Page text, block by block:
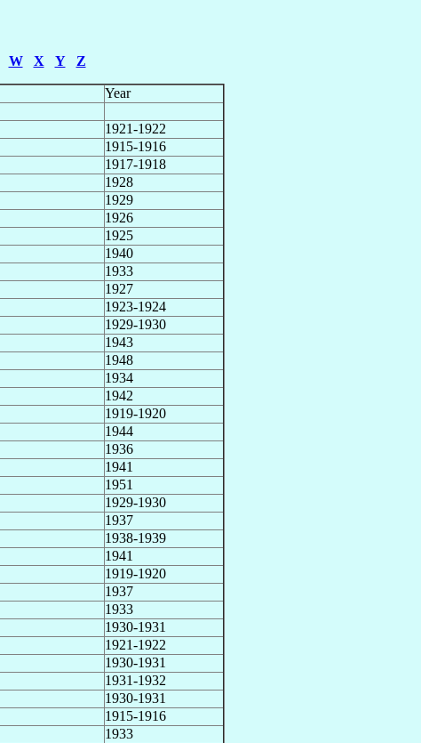
W X Y Z
Year
1921-1922
1915-1916
1917-1918
1928
1929
1926
1925
1940
1933
1927
1923-1924
1929-1930
1943
1948
1934
1942
1919-1920
1944
1936
1941
1951
1929-1930
1937
1938-1939
1941
1919-1920
1937
1933
1930-1931
1921-1922
1930-1931
1931-1932
1930-1931
1915-1916
1933